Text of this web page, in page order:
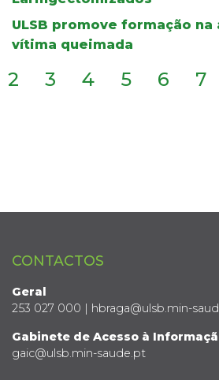
ULSB promove formação na
vítima queimada
2 3 4 5 6 7
CONTACTOS
Geral
253 027 000 | hbraga@ulsb.min-
Gabinete de Acesso à
gaic@ulsb.min-saude.pt